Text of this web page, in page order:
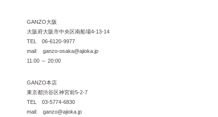
GANZO大阪
大阪府大阪市中央区南船場4-13-14
TEL 06-6120-9977
mail: ganzo-osaka@ajioka.jp
11:00 ～ 20:00
GANZO本店
東京都渋谷区神宮前5-2-7
TEL 03-5774-6830
mail: ganzo@ajioka.jp